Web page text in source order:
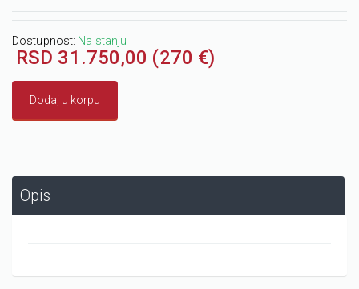
Dostupnost: Na stanju
RSD 31.750,00 (270 €)
Dodaj u korpu
Opis